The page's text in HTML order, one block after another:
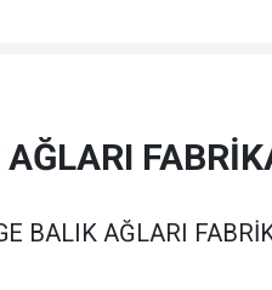
AĞLARI
BALIK AĞLARI